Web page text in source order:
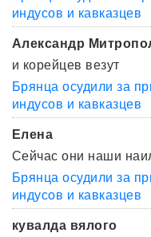
индусов и кавказцев
Александр
и корейцев везут
Брянца осудили за
индусов и кавказцев
Елена
Сейчас они наши
Брянца осудили за
индусов и кавказцев
кувалда вялого